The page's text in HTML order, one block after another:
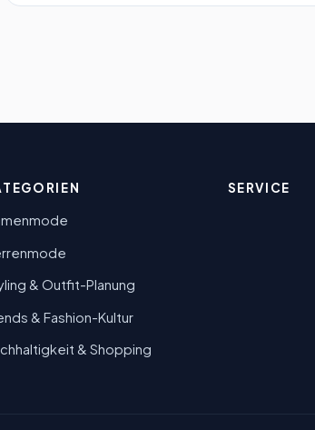
& Outfit-Planung
& Fashion-Kultur
& Shopping
SERVICE